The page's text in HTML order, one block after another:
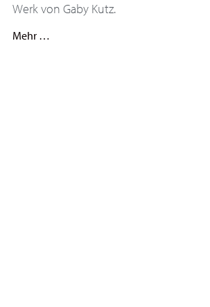
Werk von Gaby Kutz.
Mehr …